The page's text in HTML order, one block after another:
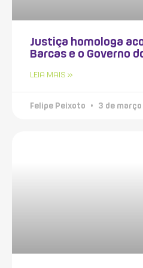
Justiça homologa
Barcas e o Governo
LEIA MAIS »
Felipe Peixoto 3 de